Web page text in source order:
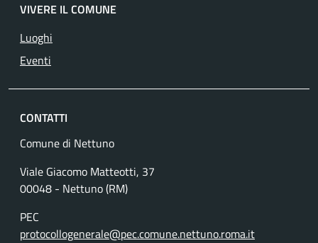
VIVERE IL COMUNE
Luoghi
Eventi
CONTATTI
Comune di Nettuno
Viale Giacomo Matteotti, 37
00048 - Nettuno (RM)
PEC
protocollogenerale@pec.comune.nettuno.roma.it